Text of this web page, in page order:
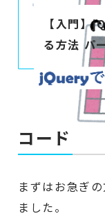
【入門】
る方法 パ
コード
まずはお急ぎ
ました。